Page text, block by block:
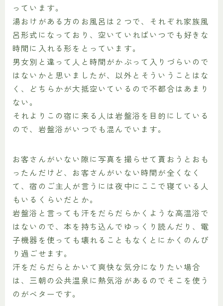
っています。
湯おけがある方のお風呂は２つで、それぞれ家族風
呂形式になっており、空いていればいつでも好きな
時間に入れる形をとっています。
男女別と違って人と時間がかぶって入りづらいので
はないかと思いましたが、以外とそういうことはな
く、どちらかが大抵空いているので不都合はあまり
ない。
それよりこの宿に来る人は岩盤浴を目的にしている
ので、岩盤浴がいつでも混んでいます。
お客さんがいない隙に写真を撮らせて貰おうとおも
ったんだけど、お客さんがいない時間が全くなく
て、宿のご主人が言うには夜中にここで寝ている人
もいるくらいだとか。
岩盤浴と言っても汗をだらだらかくような高温浴で
はないので、本を持ち込んでゆっくり読んだり、電
子機器を使っても壊れることもなくとにかくのんび
り過ごせます。
汗をだらだらとかいて爽快な気分になりたい場合
は、三朝の公共温泉に熱気浴があるのでそこを使う
のがベターです。